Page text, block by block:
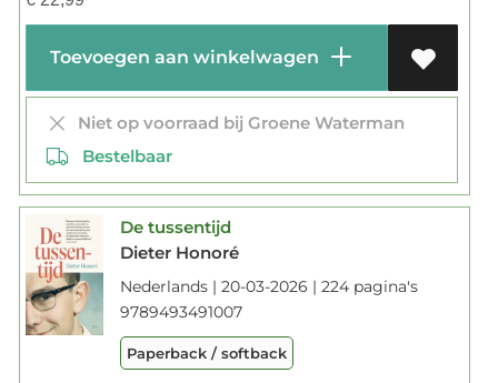
Toevoegen aan winkelwagen
Niet op voorraad bij Groene Waterman
Bestelbaar
De tussentijd
Dieter Honoré
Nederlands | 20-03-2026 | 224 pagina's
9789493491007
Paperback / softback